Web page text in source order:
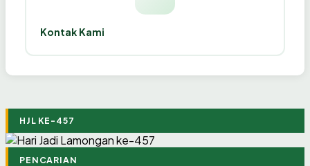
Kontak Kami
HJL KE-457
PENCARIAN